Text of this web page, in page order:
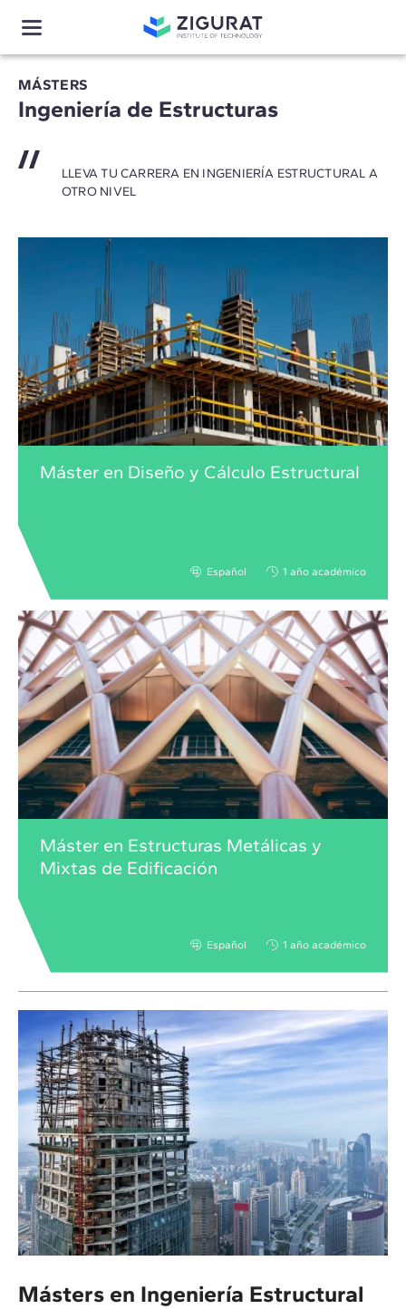
MÁSTERS
Ingeniería de Estructuras
LLEVA TU CARRERA EN INGENIERÍA ESTRUCTURAL A
OTRO NIVEL
Máster en Diseño y Cálculo Estructural
Español 1 año académico
Máster en Estructuras Metálicas y
Mixtas de Edificación
Español 1 año académico
Másters en Ingeniería Estructural